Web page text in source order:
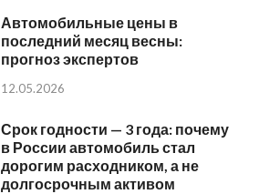
Автомобильные цены в
последний месяц весны:
прогноз экспертов
12.05.2026
Срок годности — 3 года: почему
в России автомобиль стал
дорогим расходником, а не
долгосрочным активом